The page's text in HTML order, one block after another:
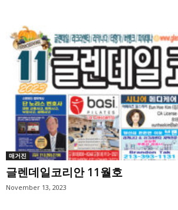
매거진
글렌데일코리안 11월호
November 13, 2023